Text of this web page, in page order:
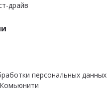
драйв
персональных данных